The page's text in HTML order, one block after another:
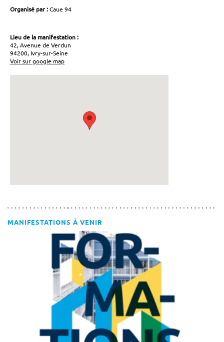
Organisé par :Caue 94
Lieu de la manifestation :
42, Avenue de Verdun
94200, Ivry-sur-Seine
Voir sur google map
MANIFESTATIONS À VENIR